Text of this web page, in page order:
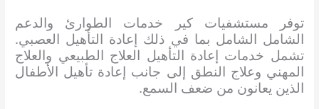
توفر مستشفيات كير خدمات الطوارئ والدعم
الشامل الشامل بما في ذلك إعادة التأهيل العصبي.
تشمل خدمات إعادة التأهيل العلاج الطبيعي والعلاج
المهني وعلاج النطق إلى جانب إعادة تأهيل الأطفال
الذين يعانون من ضعف السمع.